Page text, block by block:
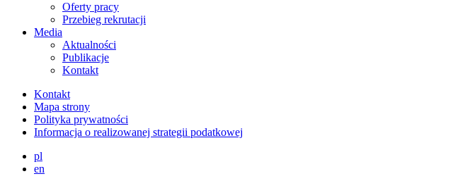
Oferty pracy
Przebieg rekrutacji
Media
Aktualności
Publikacje
Kontakt
Kontakt
Mapa strony
Polityka prywatności
Informacja o realizowanej strategii podatkowej
pl
en